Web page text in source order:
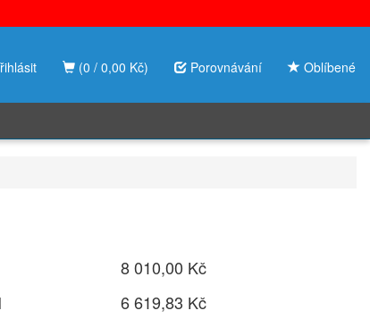
(0 / 0,00 Kč) Porovnávání Oblíbené
8 010,00 Kč
6 619,83 Kč